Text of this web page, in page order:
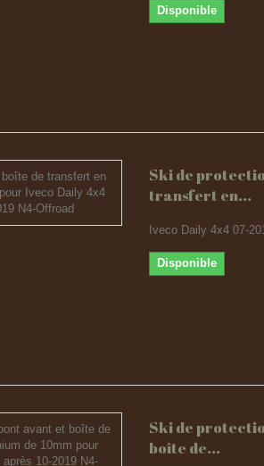
Disponible
Ski de
transfert en...
Iveco Daily 4x4 07-
Disponible
Ski de
boîte de...